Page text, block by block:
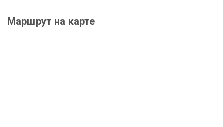
Маршрут на карте